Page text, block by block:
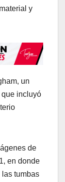
y
un
que incluyó
de
en donde
tumbas